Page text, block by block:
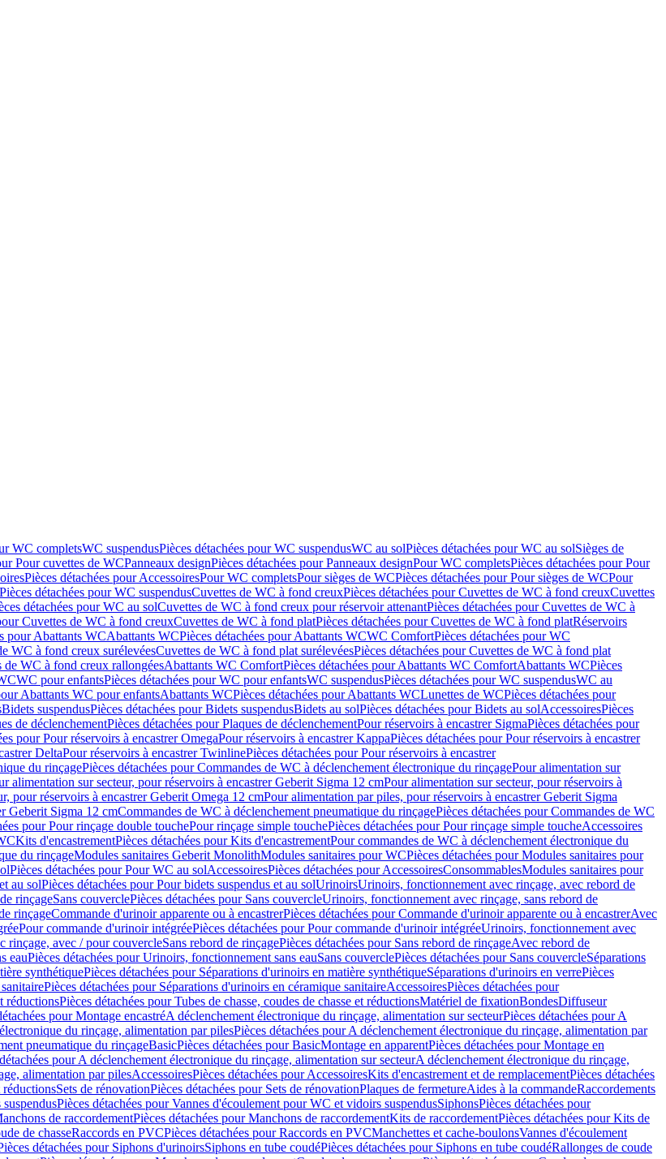
WC completsWC suspendusPièces détachées pour WC suspendusWC au solPièces détachées pour WC au solSièges de
Pour cuvettes de WCPanneaux designPièces détachées pour Panneaux designPour WC completsPièces détachées pour Pour
Pièces détachées pour AccessoiresPour WC completsPour sièges de WCPièces détachées pour Pour sièges de WCPour
Pièces détachées pour WC suspendusCuvettes de WC à fond creuxPièces détachées pour Cuvettes de WC à fond creuxCuvettes
détachées pour WC au solCuvettes de WC à fond creux pour réservoir attenantPièces détachées pour Cuvettes de WC à
Cuvettes de WC à fond creuxCuvettes de WC à fond platPièces détachées pour Cuvettes de WC à fond platRéservoirs
pour Abattants WCAbattants WCPièces détachées pour Abattants WCWC ComfortPièces détachées pour WC
WC à fond creux surélevéesCuvettes de WC à fond plat surélevéesPièces détachées pour Cuvettes de WC à fond plat
de WC à fond creux rallongéesAbattants WC ComfortPièces détachées pour Abattants WC ComfortAbattants WCPièces
WC pour enfantsPièces détachées pour WC pour enfantsWC suspendusPièces détachées pour WC suspendusWC au
Abattants WC pour enfantsAbattants WCPièces détachées pour Abattants WCLunettes de WCPièces détachées pour
Bidets suspendusPièces détachées pour Bidets suspendusBidets au solPièces détachées pour Bidets au solAccessoiresPièces
de déclenchementPièces détachées pour Plaques de déclenchementPour réservoirs à encastrer SigmaPièces détachées pour
pour Pour réservoirs à encastrer OmegaPour réservoirs à encastrer KappaPièces détachées pour Pour réservoirs à encastrer
DeltaPour réservoirs à encastrer TwinlinePièces détachées pour Pour réservoirs à encastrer
du rinçagePièces détachées pour Commandes de WC à déclenchement électronique du rinçagePour alimentation sur
alimentation sur secteur, pour réservoirs à encastrer Geberit Sigma 12 cmPour alimentation sur secteur, pour réservoirs à
pour réservoirs à encastrer Geberit Omega 12 cmPour alimentation par piles, pour réservoirs à encastrer Geberit Sigma
Geberit Sigma 12 cmCommandes de WC à déclenchement pneumatique du rinçagePièces détachées pour Commandes de WC
pour Pour rinçage double touchePour rinçage simple touchePièces détachées pour Pour rinçage simple toucheAccessoires
Kits d'encastrementPièces détachées pour Kits d'encastrementPour commandes de WC à déclenchement électronique du
du rinçageModules sanitaires Geberit MonolithModules sanitaires pour WCPièces détachées pour Modules sanitaires pour
Pièces détachées pour Pour WC au solAccessoiresPièces détachées pour AccessoiresConsommablesModules sanitaires pour
au solPièces détachées pour Pour bidets suspendus et au solUrinoirsUrinoirs, fonctionnement avec rinçage, avec rebord de
rinçageSans couverclePièces détachées pour Sans couvercleUrinoirs, fonctionnement avec rinçage, sans rebord de
rinçageCommande d'urinoir apparente ou à encastrerPièces détachées pour Commande d'urinoir apparente ou à encastrerAvec
Pour commande d'urinoir intégréePièces détachées pour Pour commande d'urinoir intégréeUrinoirs, fonctionnement avec
rinçage, avec / pour couvercleSans rebord de rinçagePièces détachées pour Sans rebord de rinçageAvec rebord de
eauPièces détachées pour Urinoirs, fonctionnement sans eauSans couverclePièces détachées pour Sans couvercleSéparations
synthétiquePièces détachées pour Séparations d'urinoirs en matière synthétiqueSéparations d'urinoirs en verrePièces
Pièces détachées pour Séparations d'urinoirs en céramique sanitaireAccessoiresPièces détachées pour
réductionsPièces détachées pour Tubes de chasse, coudes de chasse et réductionsMatériel de fixationBondesDiffuseur
pour Montage encastréA déclenchement électronique du rinçage, alimentation sur secteurPièces détachées pour A
du rinçage, alimentation par pilesPièces détachées pour A déclenchement électronique du rinçage, alimentation par
pneumatique du rinçageBasicPièces détachées pour BasicMontage en apparentPièces détachées pour Montage en
pour A déclenchement électronique du rinçage, alimentation sur secteurA déclenchement électronique du rinçage,
alimentation par pilesAccessoiresPièces détachées pour AccessoiresKits d'encastrement et de remplacementPièces détachées
réductionsSets de rénovationPièces détachées pour Sets de rénovationPlaques de fermetureAides à la commandeRaccordements
Pièces détachées pour Vannes d'écoulement pour WC et vidoirs suspendusSiphonsPièces détachées pour
de raccordementPièces détachées pour Manchons de raccordementKits de raccordementPièces détachées pour Kits de
de chasseRaccords en PVCPièces détachées pour Raccords en PVCManchettes et cache-boulonsVannes d'écoulement
détachées pour Siphons d'urinoirsSiphons en tube coudéPièces détachées pour Siphons en tube coudéRallonges de coude